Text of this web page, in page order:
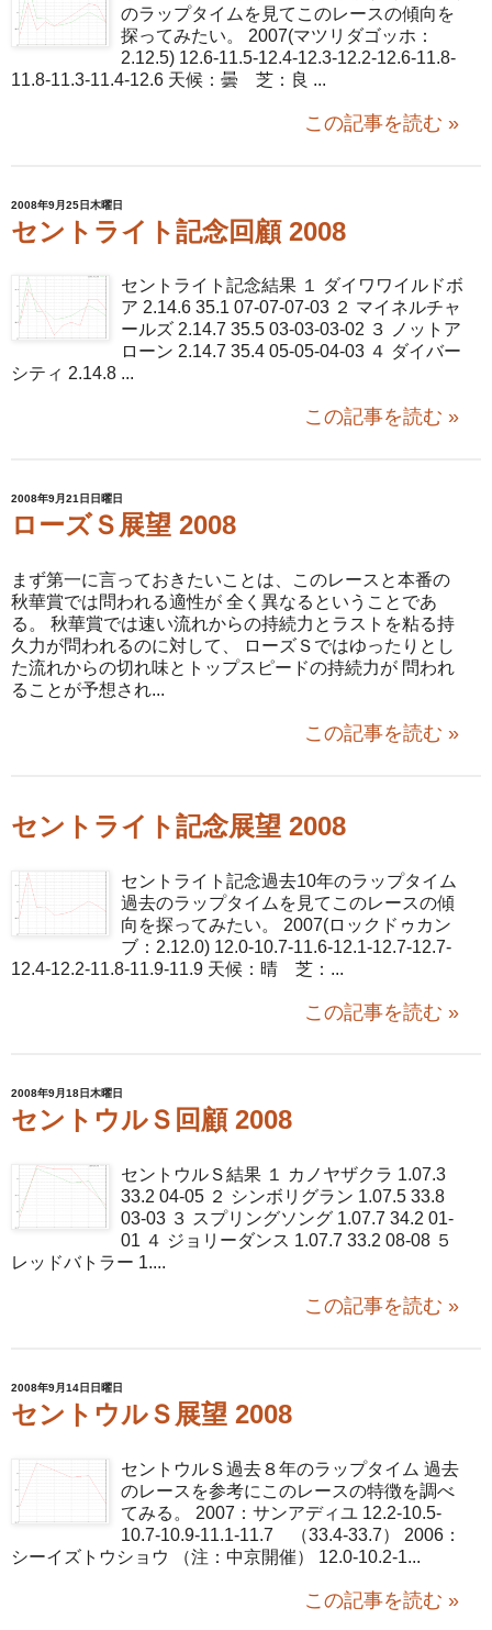
のラップタイムを見てこのレースの傾向を
探ってみたい。 2007(マツリダゴッホ：
2.12.5) 12.6-11.5-12.4-12.3-12.2-12.6-11.8-
11.8-11.3-11.4-12.6 天候：曇 芝：良 ...
この記事を読む »
2008年9月25日木曜日
セントライト記念回顧 2008
セントライト記念結果 １ ダイワワイルドボ
ア 2.14.6 35.1 07-07-07-03 ２ マイネルチャ
ールズ 2.14.7 35.5 03-03-03-02 ３ ノットア
ローン 2.14.7 35.4 05-05-04-03 ４ ダイバー
シティ 2.14.8 ...
この記事を読む »
2008年9月21日日曜日
ローズＳ展望 2008
まず第一に言っておきたいことは、このレースと本番の
秋華賞では問われる適性が 全く異なるということであ
る。 秋華賞では速い流れからの持続力とラストを粘る持
久力が問われるのに対して、 ローズＳではゆったりとし
た流れからの切れ味とトップスピードの持続力が 問われ
ることが予想され...
この記事を読む »
セントライト記念展望 2008
セントライト記念過去10年のラップタイム
過去のラップタイムを見てこのレースの傾
向を探ってみたい。 2007(ロックドゥカン
ブ：2.12.0) 12.0-10.7-11.6-12.1-12.7-12.7-
12.4-12.2-11.8-11.9-11.9 天候：晴 芝：...
この記事を読む »
2008年9月18日木曜日
セントウルＳ回顧 2008
セントウルＳ結果 １ カノヤザクラ 1.07.3
33.2 04-05 ２ シンボリグラン 1.07.5 33.8
03-03 ３ スプリングソング 1.07.7 34.2 01-
01 ４ ジョリーダンス 1.07.7 33.2 08-08 ５
レッドバトラー 1....
この記事を読む »
2008年9月14日日曜日
セントウルＳ展望 2008
セントウルＳ過去８年のラップタイム 過去
のレースを参考にこのレースの特徴を調べ
てみる。 2007：サンアディユ 12.2-10.5-
10.7-10.9-11.1-11.7 （33.4-33.7） 2006：
シーイズトウショウ （注：中京開催） 12.0-10.2-1...
この記事を読む »